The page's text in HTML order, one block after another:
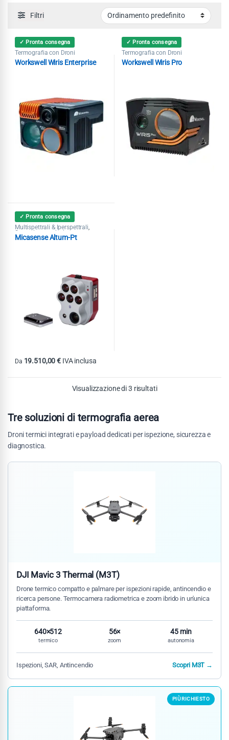
Filtri
✓ Pronta consegna
Termografia con Droni
Workswell Wiris Enterprise
✓ Pronta consegna
Termografia con Droni
Workswell Wiris Pro
✓ Pronta consegna
Multispettrali & Iperspettrali,
Sensori per agricoltura
Termografia con Droni
Micasense Altum-Pt
Da 19.510,00€ IVA inclusa
Questo prodotto ha più varianti. Le opzioni possono essere scelte
Visualizzazione di 3 risultati
Tre soluzioni di termografia aerea
Droni termici integrati e payload dedicati per ispezione, sicurezza e
diagnostica.
DJI Mavic 3 Thermal (M3T)
Drone termico compatto e palmare per ispezioni rapide, antincendio e
ricerca persone. Termocamera radiometrica e zoom ibrido in un'unica
piattaforma.
640×512
termico
56×
zoom
45 min
autonomia
Ispezioni, SAR, Antincendio Scopri M3T →
PIÙ RICHIESTO